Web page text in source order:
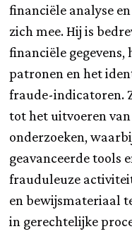
financiële analyse
zich mee. Hij is
financiële
patronen en het
fraude-indicatoren.
tot het uitvoeren
onderzoeken,
geavanceerde tools
frauduleuze
en bewijsmateriaal
in gerechtelijke